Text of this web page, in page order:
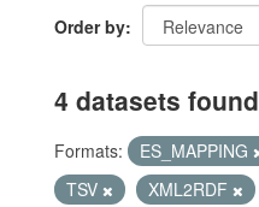
Order by
4 datasets found
Formats: ES_MAPPING
TSV
XML2RDF